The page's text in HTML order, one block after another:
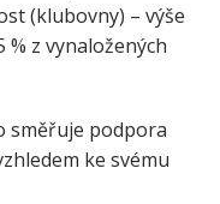
(klubovny) – výše
z vynaložených
směřuje podpora
ke svému